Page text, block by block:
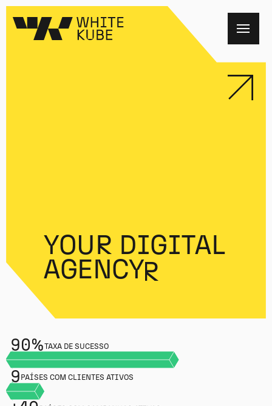
YOUR DIGITAL
PARTNER
AGENCY
90%TAXA DE SUCESSO
9 PAÍSES COM CLIENTES ATIVOS